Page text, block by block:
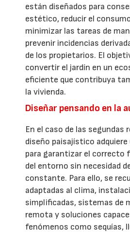
están diseñados para
estético, reducir el
minimizar las tareas de
prevenir incidencias
de los propietarios. El
convertir el jardín en un
eficiente que contribuya
la vivienda.
Diseñar pensando en la
En el caso de las segundas
diseño paisajístico adquiere
para garantizar el correcto
del entorno sin necesidad
constante. Para ello, se
adaptadas al clima,
simplificadas, sistemas de
remota y soluciones
fenómenos como sequías,